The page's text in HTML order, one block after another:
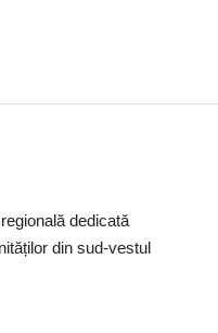
dedicată
din sud-vestul